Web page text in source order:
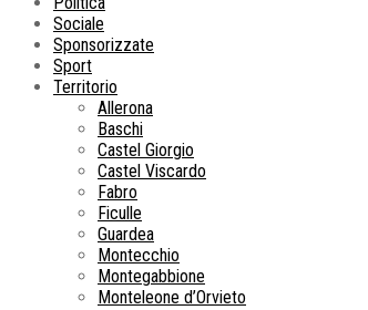
Sociale
Sponsorizzate
Sport
Territorio
Allerona
Baschi
Castel Giorgio
Castel Viscardo
Fabro
Ficulle
Guardea
Montecchio
Montegabbione
Monteleone d’Orvieto